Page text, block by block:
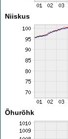
Niiskus
Õhurõhk